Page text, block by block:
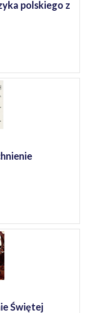
polskiego z
Świętej